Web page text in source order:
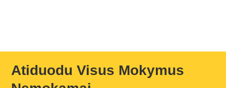
Atiduodu Visus Mokymus